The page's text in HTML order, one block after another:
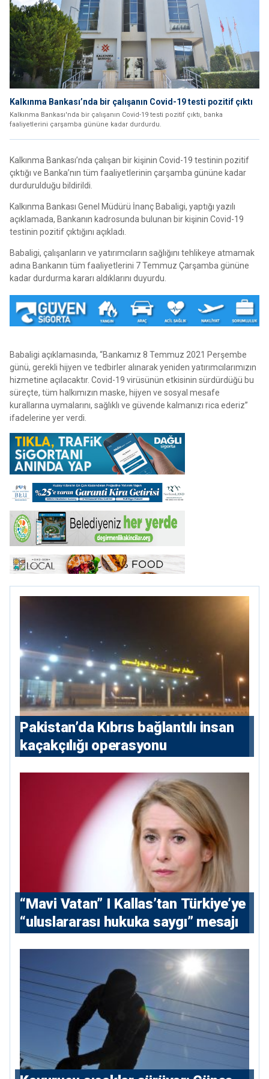
Kalkınma Bankası’nda bir çalışanın Covid-19 testi pozitif çıktı
Kalkınma Bankası'nda bir çalışanın Covid-19 testi pozitif çıktı, banka
faaliyetlerini çarşamba gününe kadar durdurdu.
Kalkınma Bankası’nda çalışan bir kişinin Covid-19 testinin pozitif
çıktığı ve Banka’nın tüm faaliyetlerinin çarşamba gününe kadar
durdurulduğu bildirildi.
Kalkınma Bankası Genel Müdürü İnanç Babaligi, yaptığı yazılı
açıklamada, Bankanın kadrosunda bulunan bir kişinin Covid-19
testinin pozitif çıktığını açıkladı.
Babaligi, çalışanların ve yatırımcıların sağlığını tehlikeye atmamak
adına Bankanın tüm faaliyetlerini 7 Temmuz Çarşamba gününe
kadar durdurma kararı aldıklarını duyurdu.
Babaligi açıklamasında, “Bankamız 8 Temmuz 2021 Perşembe
günü, gerekli hijyen ve tedbirler alınarak yeniden yatırımcılarımızın
hizmetine açılacaktır. Covid-19 virüsünün etkisinin sürdürdüğü bu
süreçte, tüm halkımızın maske, hijyen ve sosyal mesafe
kurallarına uymalarını, sağlıklı ve güvende kalmanızı rica ederiz”
ifadelerine yer verdi.
Pakistan’da Kıbrıs bağlantılı insan
kaçakçılığı operasyonu
“Mavi Vatan” I Kallas’tan Türkiye’ye
“uluslararası hukuka saygı” mesajı